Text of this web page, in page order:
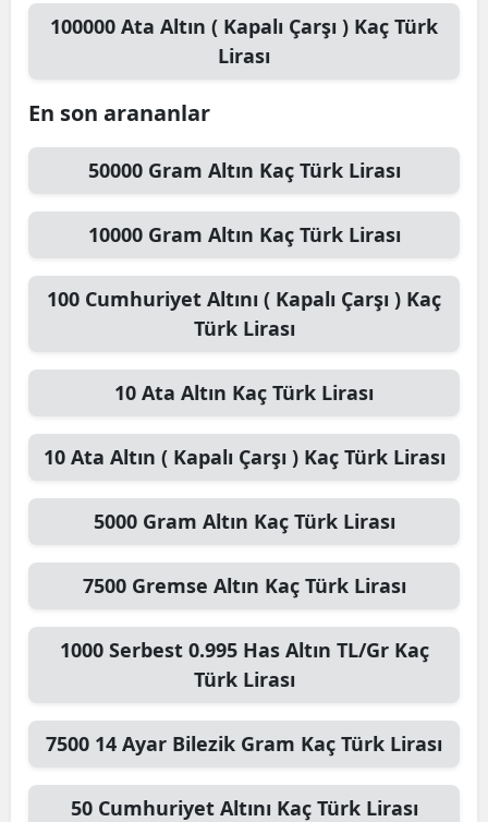
100000 Ata Altın ( Kapalı Çarşı ) Kaç Türk
Lirası
En son arananlar
50000 Gram Altın Kaç Türk Lirası
10000 Gram Altın Kaç Türk Lirası
100 Cumhuriyet Altını ( Kapalı Çarşı ) Kaç
Türk Lirası
10 Ata Altın Kaç Türk Lirası
10 Ata Altın ( Kapalı Çarşı )Kaç Türk Lirası
5000 Gram Altın Kaç Türk Lirası
7500 Gremse Altın Kaç Türk Lirası
1000 Serbest 0.995 Has Altın TL/GrKaç
Türk Lirası
7500 14 Ayar Bilezik Gram Kaç Türk Lirası
50 Cumhuriyet Altını Kaç Türk Lirası